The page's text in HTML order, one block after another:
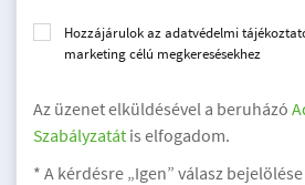
Hozzájárulok az adatvédelmi
marketing célú megkeresésekhez
Az üzenet elküldésével a beruházó
Szabályzatát is elfogadom.
* A kérdésre „Igen” válasz